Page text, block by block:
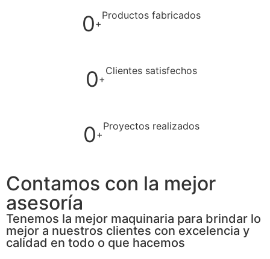
0+
Productos fabricados
0+
Clientes satisfechos
0+
Proyectos realizados
Contamos con la mejor
asesoría
Tenemos la mejor maquinaria para brindar lo
mejor a nuestros clientes con excelencia y
calidad en todo o que hacemos